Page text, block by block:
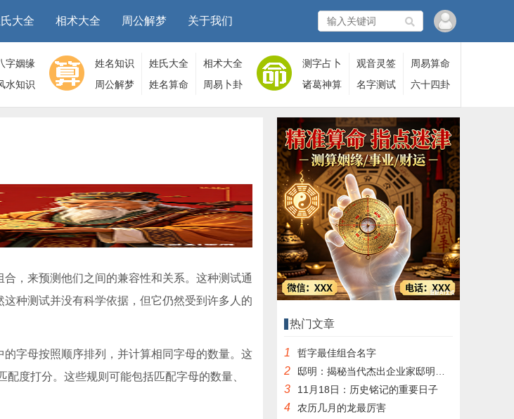
大全 相术大全 周公解梦 关于我们
字姻缘
水知识
姓名知识 姓氏大全
相术大全
周公解梦
姓名算命 周易卜卦
测字占卜 观音灵签
周易算命
诸葛神算
名字测试 六十四卦
，来预测他们之间的兼容性和关系。这种测试通
种测试并没有科学依据，但它仍然受到许多人的
字母按照顺序排列，并计算相同字母的数量。这
配度打分。这些规则可能包括匹配字母的数量、
热门文章
1 哲字最佳组合名字
2 邸明：揭秘当代杰出企业家邸明的成功之道
3 11月18日：历史铭记的重要日子
4 农历几月的龙最厉害